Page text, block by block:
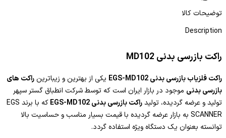
توضیحات کالا
Description
راکت بازرسی بدنی MD102
راکت فلزیاب بازرسی بدنی EGS-MD102 یکی از بهترین و زیباترین راکت های
بازرسی بدنی موجود در بازار ایران است که توسط شرکت انطباق گستر سپهر
تولید و عرضه گردیده، تولیدراکت بازرسی بدنی EGS-MD102
که با برند EGS
SCANNER به بازار عرضه گردیده با قیمت بسیار مناسب و حساسیت بالا
توانسته بعنوان یک دستگاه ویژه استفاده گردد.